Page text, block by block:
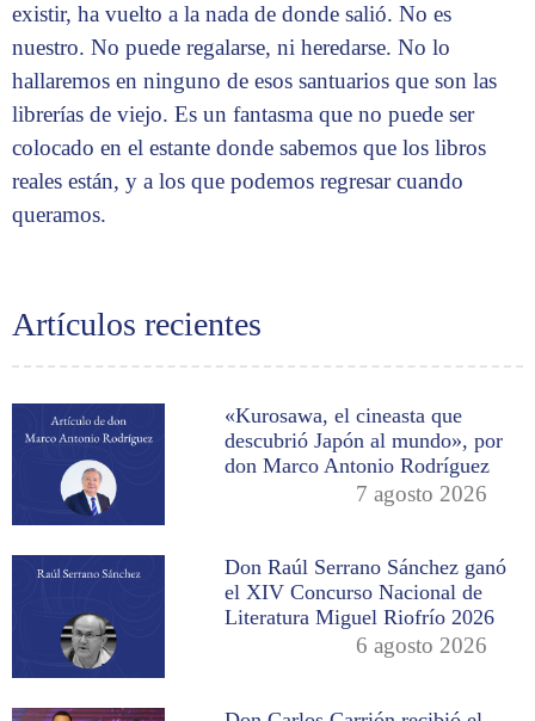
Artículos recientes
«Kurosawa, el cineasta que
descubrió Japón al mundo», por
don Marco Antonio Rodríguez
7 agosto 2026
Don Raúl Serrano Sánchez ganó
el XIV Concurso Nacional de
Literatura Miguel Riofrío 2026
6 agosto 2026
existir, ha vuelto a la nada de donde salió. No es
nuestro. No puede regalarse, ni heredarse. No lo
hallaremos en ninguno de esos santuarios que son las
librerías de viejo. Es un fantasma que no puede ser
colocado en el estante donde sabemos que los libros
reales están, y a los que podemos regresar cuando
queramos.